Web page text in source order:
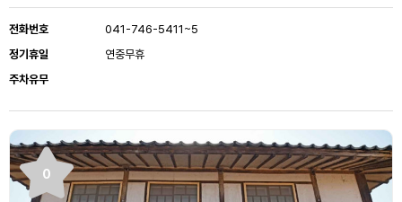
전화번호
041-746-5411~5
정기휴일
연중무휴
주차유무
0